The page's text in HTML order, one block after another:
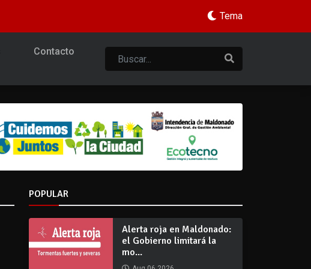
Tema
Contacto
POPULAR
Alerta roja en Maldonado:
el Gobierno limitará la
mo...